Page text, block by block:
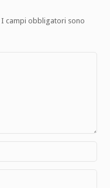
I campi obbligatori sono